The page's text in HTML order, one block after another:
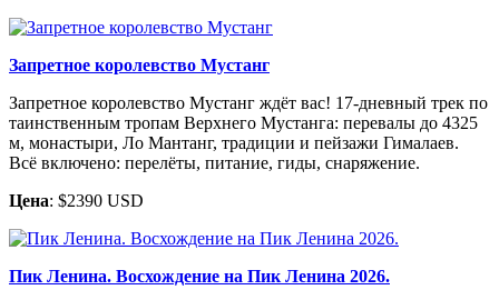
Запретное королевство Мустанг
Запретное королевство Мустанг ждёт вас! 17-дневный трек по
таинственным тропам Верхнего Мустанга: перевалы до 4325
м, монастыри, Ло Мантанг, традиции и пейзажи Гималаев.
Всё включено: перелёты, питание, гиды, снаряжение.
Цена: $2390 USD
Пик Ленина. Восхождение на Пик Ленина 2026.